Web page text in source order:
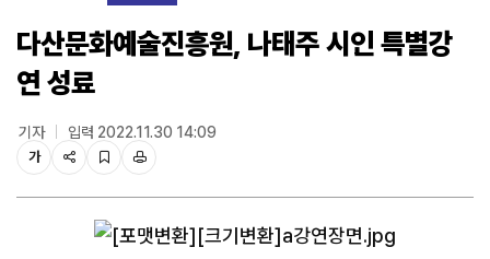
다산문화예술진흥원, 나태주 시인 특별강
연 성료
기자 입력 2022.11.30 14:09
가